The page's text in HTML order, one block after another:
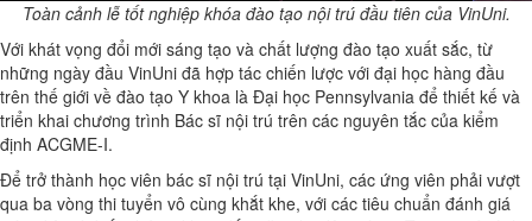
Toàn cảnh lễ tốt nghiệp khóa đào tạo nội trú đầu tiên của VinUni.
Với khát vọng đổi mới sáng tạo và chất lượng đào tạo xuất sắc, từ
những ngày đầu VinUni đã hợp tác chiến lược với đại học hàng đầu
trên thế giới về đào tạo Y khoa là Đại học Pennsylvania để thiết kế và
triển khai chương trình Bác sĩ nội trú trên các nguyên tắc của kiểm
định ACGME-I.
Để trở thành học viên bác sĩ nội trú tại VinUni, các ứng viên phải vượt
qua ba vòng thi tuyển vô cùng khắt khe, với các tiêu chuẩn đánh giá